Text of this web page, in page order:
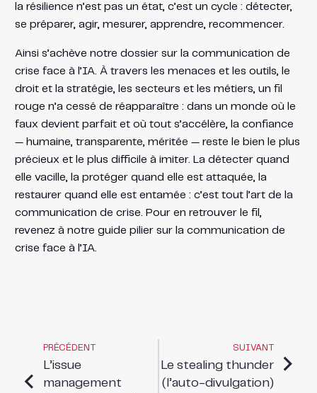
la résilience n’est pas un état, c’est un cycle : détecter,
se préparer, agir, mesurer, apprendre, recommencer.
Ainsi s’achève notre dossier sur la communication de
crise face à l’IA. À travers les menaces et les outils, le
droit et la stratégie, les secteurs et les métiers, un fil
rouge n’a cessé de réapparaître : dans un monde où le
faux devient parfait et où tout s’accélère, la confiance
— humaine, transparente, méritée — reste le bien le plus
précieux et le plus difficile à imiter. La détecter quand
elle vacille, la protéger quand elle est attaquée, la
restaurer quand elle est entamée : c’est tout l’art de la
communication de crise. Pour en retrouver le fil,
revenez à notre guide pilier sur la communication de
crise face à l’IA.
PRÉCÉDENT
L’issue
management
SUIVANT
Le stealing thunder
(l’auto-divulgation)